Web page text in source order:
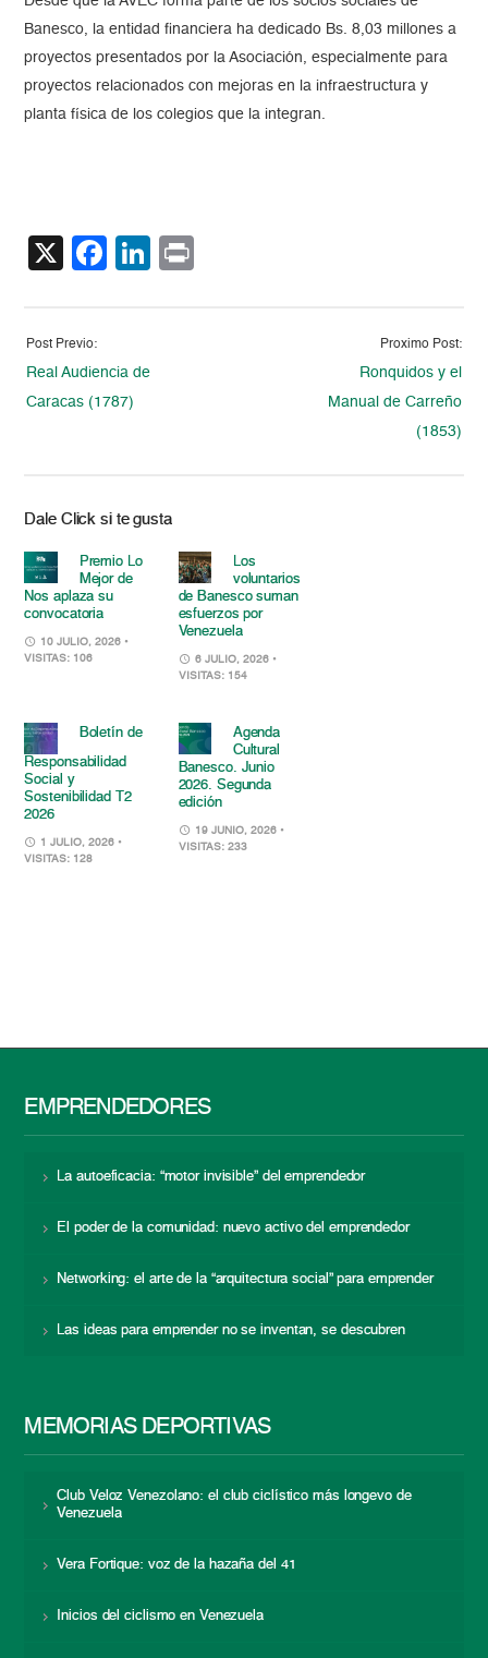
Banesco, la entidad financiera ha dedicado Bs. 8,03 millones a
proyectos presentados por la Asociación, especialmente para
proyectos relacionados con mejoras en la infraestructura y
planta física de los colegios que la integran.
X Facebook
LinkedIn
Post Previo:
Real Audiencia de
Caracas (1787)
Proximo Post:
Ronquidos y el
Manual de Carreño
(1853)
Dale Click si te gusta
Premio Lo
Mejor de
Nos aplaza su
convocatoria
10 JULIO, 2026 •
VISITAS: 106
Los
voluntarios
de Banesco suman
esfuerzos por
Venezuela
6 JULIO, 2026 •
VISITAS: 154
Boletín de
Responsabilidad
Social y
Sostenibilidad T2
2026
1 JULIO, 2026 •
VISITAS: 128
Agenda
Cultural
Banesco. Junio
2026. Segunda
edición
19 JUNIO, 2026 •
VISITAS: 233
EMPRENDEDORES
La autoeficacia: “motor invisible” del emprendedor
El poder de la comunidad: nuevo activo del emprendedor
Networking: el arte de la “arquitectura social” para emprender
Las ideas para emprender no se inventan, se descubren
MEMORIAS DEPORTIVAS
Club Veloz Venezolano: el club ciclístico más longevo de
Venezuela
Vera Fortique: voz de la hazaña del 41
Inicios del ciclismo en Venezuela